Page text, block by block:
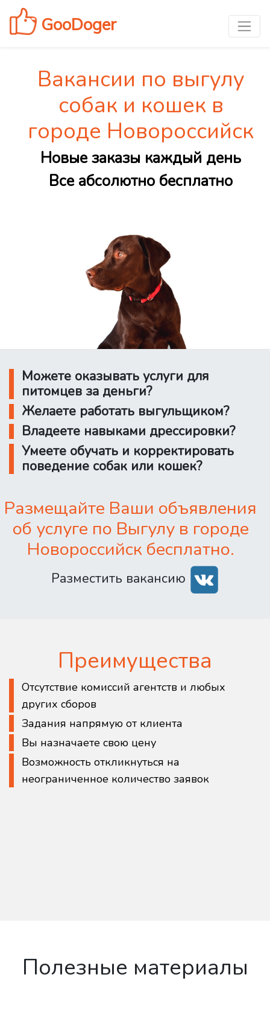
GooDoger
Вакансии по выгулу
собак и кошек в
городе Новороссийск
Новые заказы каждый день
Все абсолютно бесплатно
Можете оказывать услуги для
питомцев за деньги?
Желаете работать выгульщиком?
Владеете навыками дрессировки?
Умеете обучать и корректировать
поведение собак или кошек?
Размещайте Ваши объявления
об услуге по Выгулу в городе
Новороссийск бесплатно.
Разместить вакансию
Преимущества
Отсутствие комиссий агентств и любых
других сборов
Задания напрямую от клиента
Вы назначаете свою цену
Возможность откликнуться на
неограниченное количество заявок
Полезные материалы